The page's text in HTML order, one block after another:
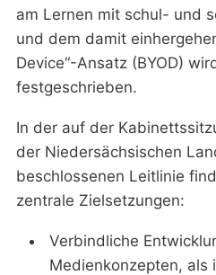
am Lernen mit schul- und
und dem damit
Device“-Ansatz (BYOD)
festgeschrieben.
In der auf der
der Niedersächsischen
beschlossenen Leitlinie
zentrale Zielsetzungen:
Verbindliche
Medienkonzepten, als